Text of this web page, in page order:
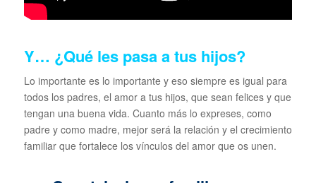
Y… ¿Qué les pasa a tus hijos?
Lo importante es lo importante y eso siempre es igual para
todos los padres, el amor a tus hijos, que sean felices y que
tengan una buena vida. Cuanto más lo expreses, como
padre y como madre, mejor será la relación y el crecimiento
familiar que fortalece los vínculos del amor que os unen.